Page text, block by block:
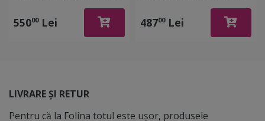
liniatură tip 1, tip 2 şi
matematică, rolă de
55000Lei
mesaje, Folina EDU72,
decor pentru grădiniţe şi
48700Lei
LIVRARE ȘI RETUR
Pentru că la Folina totul este ușor, produsele